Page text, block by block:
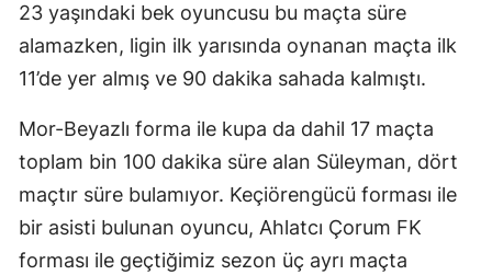
Diyarbakır
Edirne
Elazığ
Erzincan
Erzurum
Eskişehir
23 yaşındaki bek oyuncusu bu maçta süre
alamazken, ligin ilk yarısında oynanan maçta ilk
11’de yer almış ve 90 dakika sahada kalmıştı.
Mor-Beyazlı forma ile kupa da dahil 17 maçta
toplam bin 100 dakika süre alan Süleyman, dört
maçtır süre bulamıyor. Keçiörengücü forması ile
bir asisti bulunan oyuncu, Ahlatcı Çorum FK
forması ile geçtiğimiz sezon üç ayrı maçta